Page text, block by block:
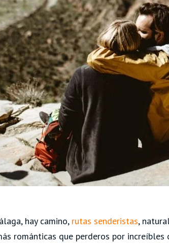
hay camino,rutas senderistas,
románticas que perderos por